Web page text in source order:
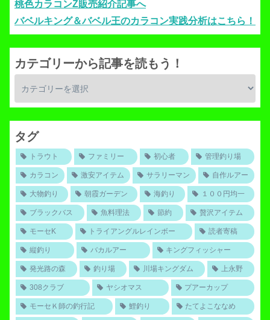
桃色カラコンZ販売紹介記事へ
バベルキング＆バベル王のカラコン実践分析はこちら！
カテゴリーから記事を読もう！
タグ
トラウト ファミリー 初心者 管理釣り場
カラコン 激安アイテム サラリーマン 自作ルアー
大物釣り 朝霞ガーデン 海釣り １００円均一
ブラックバス 魚料理法 節約 贅沢アイテム
モーセK トライアングルレインボー 読者寄稿
縦釣り バカルアー キングフィッシャー
発光路の森 釣り場 川場キングダム 上永野
308クラブ ヤシオマス プアーカップ
モーセＫ師の釣行記 鯉釣り たてよこななめ